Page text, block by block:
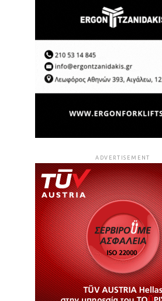
ADVERTISEMENT